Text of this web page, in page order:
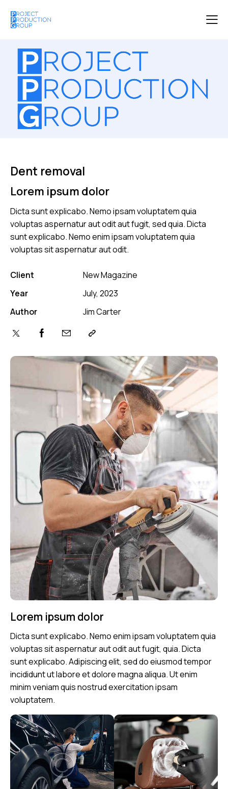
Dent removal
Lorem ipsum dolor
Dicta sunt explicabo. Nemo ipsam voluptatem quia
voluptas aspernatur aut odit aut fugit, sed quia. Dicta
sunt explicabo. Nemo enim ipsam voluptatem quia
voluptas sit aspernatur aut odit.
Client
New Magazine
Year
July, 2023
Author
Jim Carter
Lorem ipsum dolor
Dicta sunt explicabo. Nemo enim ipsam voluptatem quia
voluptas sit aspernatur aut odit aut fugit, quia. Dicta
sunt explicabo. Adipiscing elit, sed do eiusmod tempor
incididunt ut labore et dolore magna aliqua. Ut enim
minim veniam quis nostrud exercitation ipsam
voluptatem.